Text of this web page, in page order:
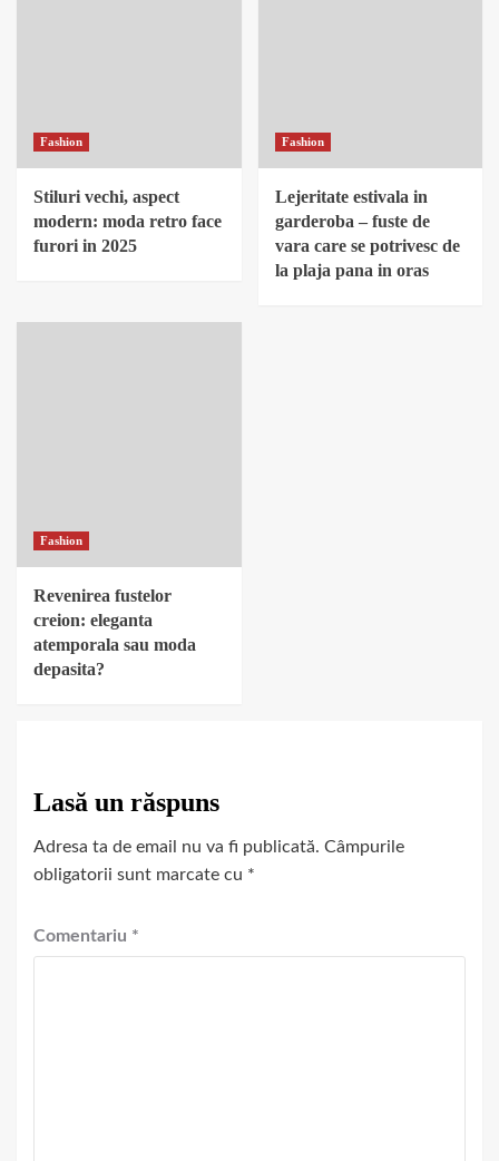
Fashion
Stiluri vechi, aspect
modern: moda retro face
furori in 2025
Fashion
Lejeritate estivala in
garderoba – fuste de
vara care se potrivesc de
la plaja pana in oras
Fashion
Revenirea fustelor
creion: eleganta
atemporala sau moda
depasita?
Lasă un răspuns
Adresa ta de email nu va fi publicată. Câmpurile
obligatorii sunt marcate cu *
Comentariu *